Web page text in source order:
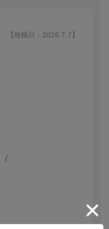
【投稿日：2026.7.7】